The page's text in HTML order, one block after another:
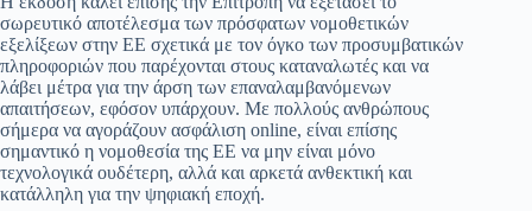
σωρευτικό αποτέλεσμα των πρόσφατων νομοθετικών
εξελίξεων στην ΕΕ σχετικά με τον όγκο των προσυμβατικών
πληροφοριών που παρέχονται στους καταναλωτές και να
λάβει μέτρα για την άρση των επαναλαμβανόμενων
απαιτήσεων, εφόσον υπάρχουν. Με πολλούς ανθρώπους
σήμερα να αγοράζουν ασφάλιση online, είναι επίσης
σημαντικό η νομοθεσία της ΕΕ να μην είναι μόνο
τεχνολογικά ουδέτερη, αλλά και αρκετά ανθεκτική και
κατάλληλη για την ψηφιακή εποχή.